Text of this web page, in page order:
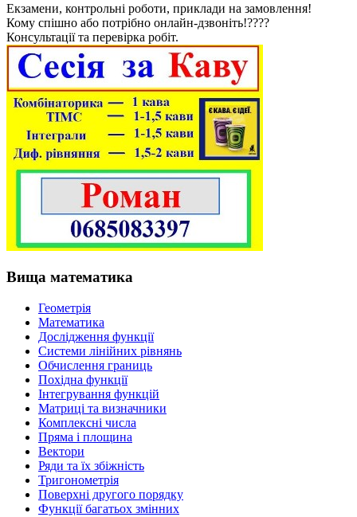
Екзамени, контрольні роботи, приклади на замовлення!
Кому спішно або потрібно онлайн-дзвоніть!????
Консультації та перевірка робіт.
Вища математика
Геометрія
Математика
Дослідження функції
Системи лінійних рівнянь
Обчислення границь
Похідна функції
Інтегрування функцій
Матриці та визначники
Комплексні числа
Пряма і площина
Вектори
Ряди та їх збіжність
Тригонометрія
Поверхні другого порядку
Функції багатьох змінних